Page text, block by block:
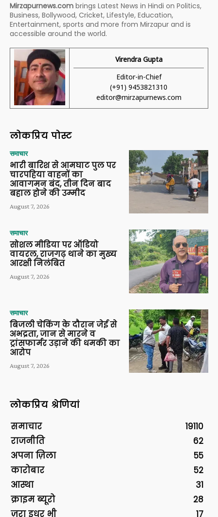
Mirzapurnews.com brings Latest News in Hindi on Politics,
Business, Bollywood, Cricket, Lifestyle, Education,
Entertainment, sports and more from Mirzapur and is
accessible around the world.
Virendra Gupta
Editor-in-Chief
(+91) 9453821310
editor@mirzapurnews.com
लोकप्रिय पोस्ट
समाचार
भारी बारिश से आमघाट पुल पर
चारपहिया वाहनों का
आवागमन बंद, तीन दिन बाद
बहाल होने की उम्मीद
August 7, 2026
समाचार
सोशल मीडिया पर ऑडियो
वायरल, राजगढ़ थाने का मुख्य
आरक्षी निलंबित
August 7, 2026
समाचार
बिजली चेकिंग के दौरान जेई से
अभद्रता, जान से मारने व
ट्रांसफार्मर उड़ाने की धमकी का
आरोप
August 7, 2026
लोकप्रिय श्रेणियां
समाचार
19110
राजनीति
62
अपना ज़िला
55
कारोबार
52
आस्था
31
क्राइम ब्यूरो
28
ज़रा इधर भी
17